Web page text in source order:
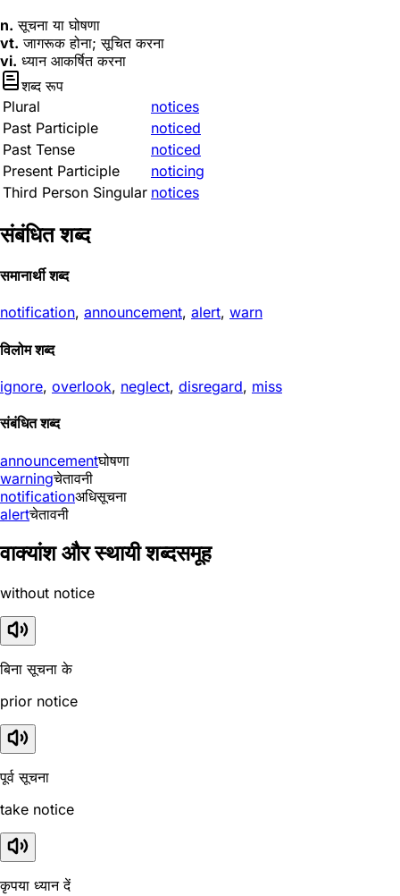
n. सूचना या घोषणा
vt. जागरूक होना; सूचित करना
vi. ध्यान आकर्षित करना
शब्द रूप
Plural
notices
Past Participle
noticed
Past Tense
noticed
Present Participle
noticing
Third Person Singular notices
संबंधित शब्द
समानार्थी शब्द
notification, announcement, alert, warn
विलोम शब्द
ignore, overlook, neglect, disregard, miss
संबंधित शब्द
announcementघोषणा
warningचेतावनी
notificationअधिसूचना
alertचेतावनी
वाक्यांश और स्थायी शब्दसमूह
without notice
बिना सूचना के
prior notice
पूर्व सूचना
take notice
कृपया ध्यान दें